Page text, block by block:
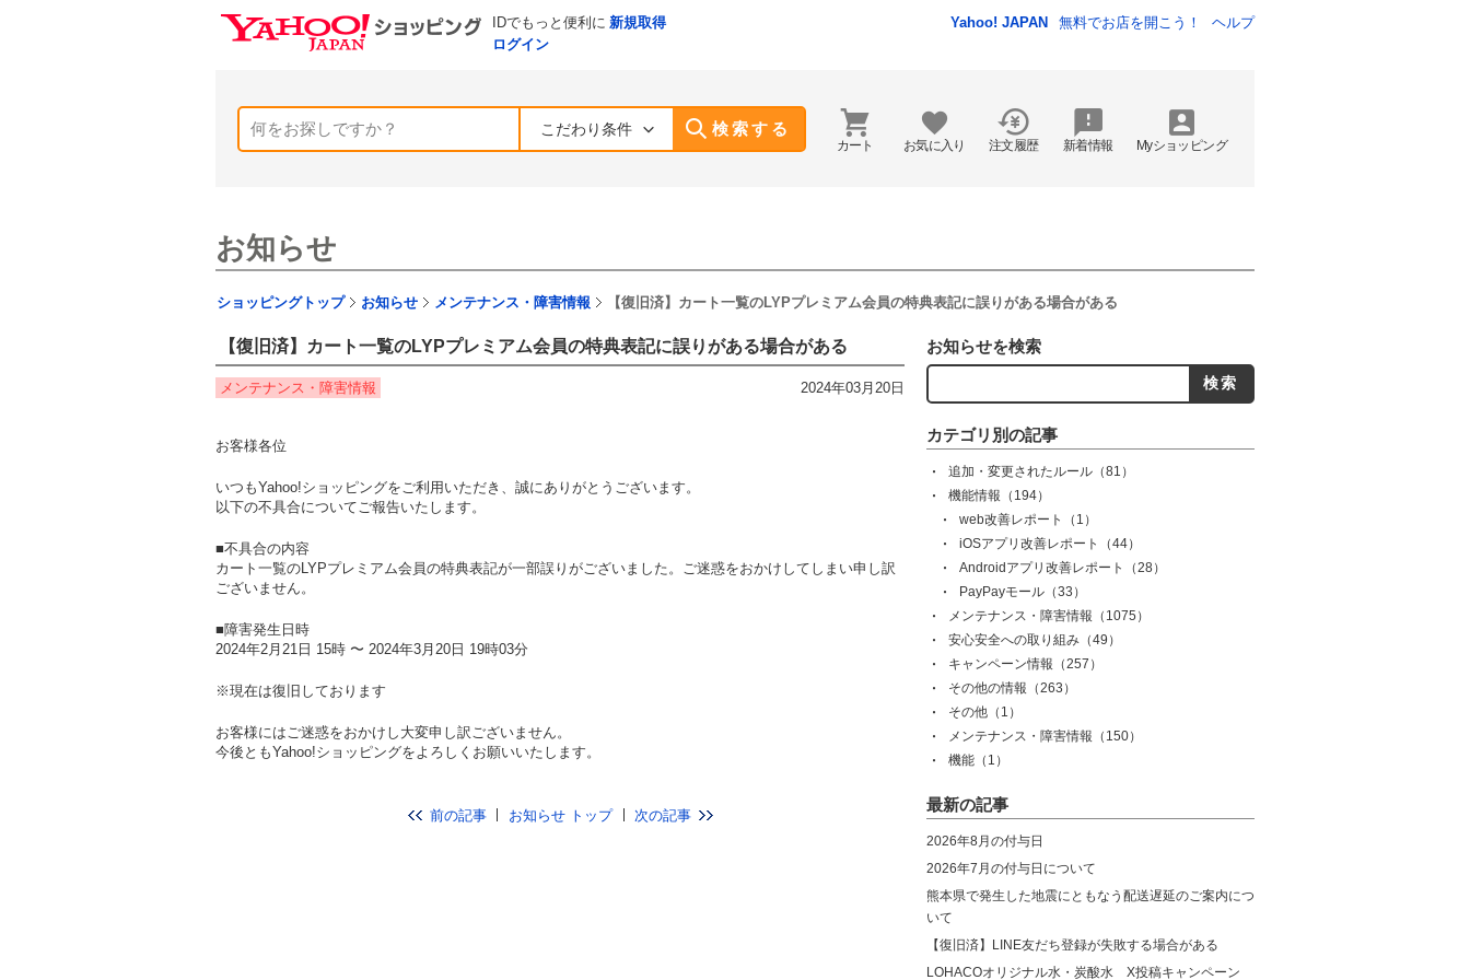
IDでもっと便利に 新規取得 Yahoo! JAPAN 無料でお店を開こう！
ヘルプ
ログイン
こだわり条件 検索する
カート お気に入り 注文履歴 新着情報 Myショッピング
お知らせ
ショッピングトップ お知らせ メンテナンス・障害情報 【復旧済】カート一覧のLYPプレミアム会員の特典表記に誤りがある場合がある
【復旧済】カート一覧のLYPプレミアム会員の特典表記に誤りがある場合がある
メンテナンス・障害情報 2024年03月20日
お客様各位
いつもYahoo!ショッピングをご利用いただき、誠にありがとうございます。
以下の不具合についてご報告いたします。
■不具合の内容
カート一覧のLYPプレミアム会員の特典表記が一部誤りがございました。ご迷惑をおかけしてしまい申し訳
ございません。
■障害発生日時
2024年2月21日 15時 〜 2024年3月20日 19時03分
※現在は復旧しております
お客様にはご迷惑をおかけし大変申し訳ございません。
今後ともYahoo!ショッピングをよろしくお願いいたします。
前の記事 お知らせ トップ 次の記事
お知らせを検索
カテゴリ別の記事
追加・変更されたルール （81）
機能情報 （194）
web改善レポート
（1）
iOSアプリ改善レポート
（44）
Androidアプリ改善レポート
（28）
PayPayモール （33）
メンテナンス・障害情報 （1075）
安心安全への取り組み （49）
キャンペーン情報 （257）
その他の情報 （263）
その他 （1）
メンテナンス・障害情報 （150）
機能 （1）
最新の記事
2026年8月の付与日
2026年7月の付与日について
熊本県で発生した地震にともなう配送遅延のご案内につ
いて
【復旧済】LINE友だち登録が失敗する場合がある
LOHACOオリジナル水・炭酸水 X投稿キャンペーン